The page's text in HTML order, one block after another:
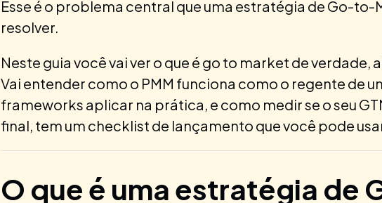
Esse é o problema central que uma estratégia de Go-to-
resolver.
Neste guia você vai ver o que é go to market de verdade,
Vai entender como o PMM funciona como o regente de
frameworks aplicar na prática, e como medir se o seu
final, tem um checklist de lançamento que você pode
O que é uma estratégia de